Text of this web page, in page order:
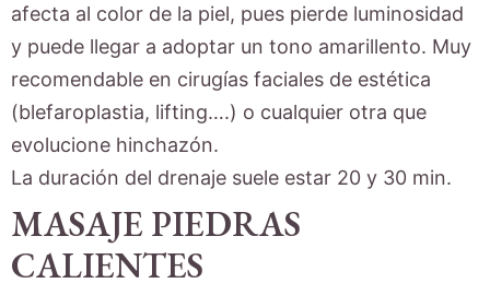
afecta al color de la piel, pues pierde luminosidad
y puede llegar a adoptar un tono amarillento. Muy
recomendable en cirugías faciales de estética
(blefaroplastia, lifting….) o cualquier otra que
evolucione hinchazón.
La duración del drenaje suele estar 20 y 30 min.
MASAJE PIEDRAS
CALIENTES